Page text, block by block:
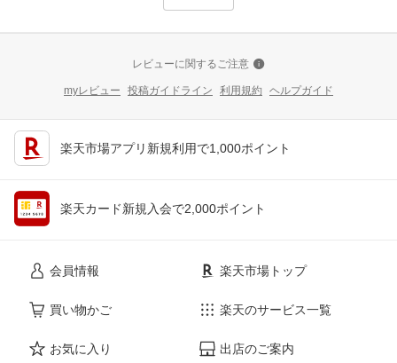
レビューに関するご注意
myレビュー 投稿ガイドライン 利用規約 ヘルプガイド
楽天市場アプリ新規利用で1,000ポイント
楽天カード新規入会で2,000ポイント
会員情報
買い物かご
お気に入り
楽天市場トップ
楽天のサービス一覧
出店のご案内